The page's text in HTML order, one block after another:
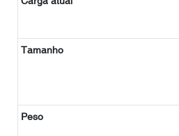
Tamanho
Peso